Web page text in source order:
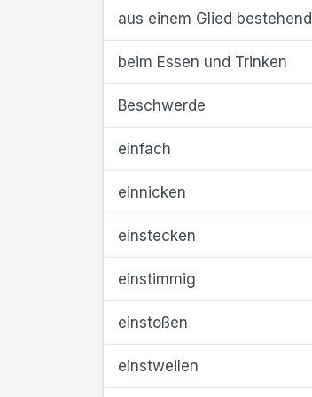
aus einem Glied bestehend
beim Essen und Trinken
Beschwerde
einfach
einnicken
einstecken
einstimmig
einstoßen
einstweilen